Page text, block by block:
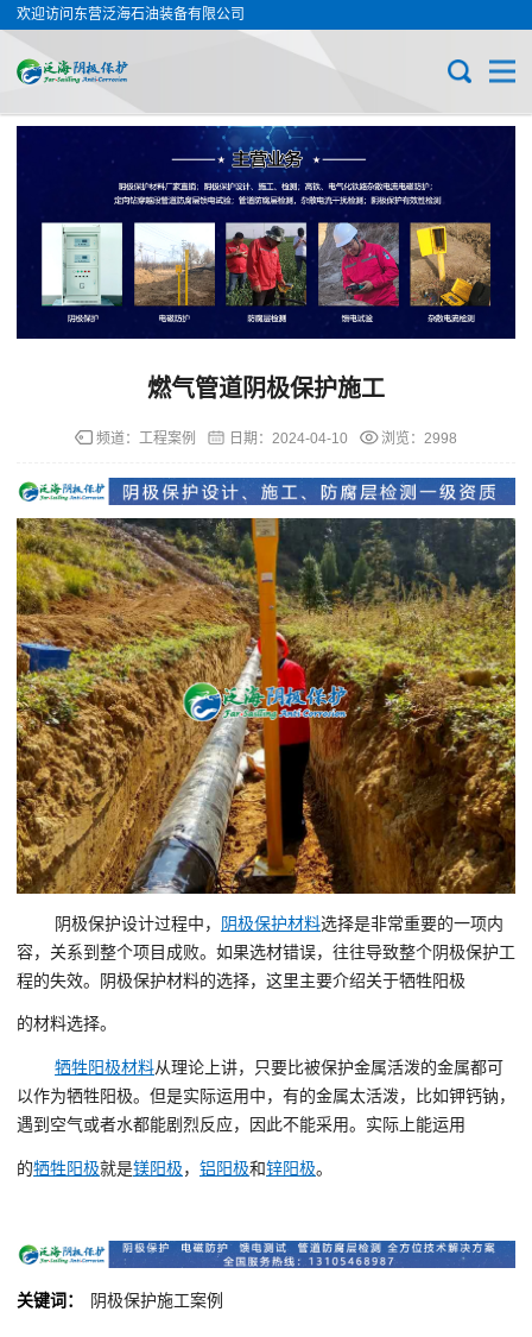
欢迎访问东营泛海石油装备有限公司
燃气管道阴极保护施工
频道： 工程案例 日期： 2024-04-10 浏览：2998
阴极保护设计过程中， 阴极保护材料选择是非常重要的一项内
容，关系到整个项目成败。如果选材错误，往往导致整个阴极保护工
程的失效。阴极保护材料的选择，这里主要介绍关于牺牲阳极
的材料选择。
牺牲阳极材料从理论上讲，只要比被保护金属活泼的金属都可
以作为牺牲阳极。但是实际运用中，有的金属太活泼，比如钾钙钠，
遇到空气或者水都能剧烈反应，因此不能采用。实际上能运用
的牺牲阳极就是镁阳极， 铝阳极和锌阳极。
关键词： 阴极保护施工案例